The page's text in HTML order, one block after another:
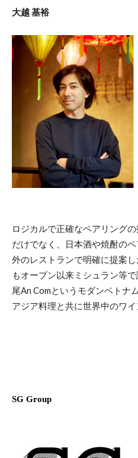
大越 基裕
ロジカルで正確なペアリング
だけでなく、日本酒や焼酎の
外のレストランで明確に提案
もオープン以来ミシュラン等
尾An Comというモダンベトナ
アジア料理と共に世界中のワイ
SG Group